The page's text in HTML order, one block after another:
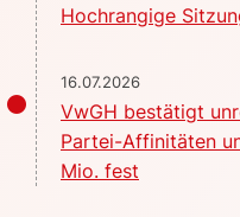
Hochrangige
16.07.2026
VwGH bestätigt
Partei-Affinitäten
Mio. fest